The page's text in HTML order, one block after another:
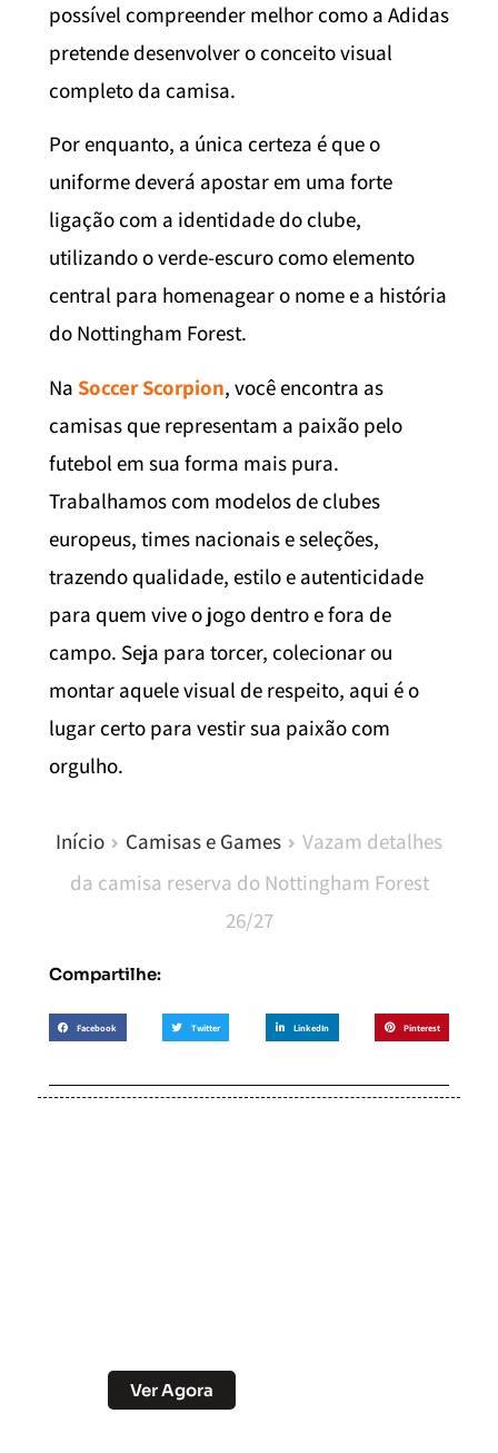
possível compreender melhor como a Adidas
pretende desenvolver o conceito visual
completo da camisa.
Por enquanto, a única certeza é que o
uniforme deverá apostar em uma forte
ligação com a identidade do clube,
utilizando o verde-escuro como elemento
central para homenagear o nome e a história
do Nottingham Forest.
Na Soccer Scorpion, você encontra as
camisas que representam a paixão pelo
futebol em sua forma mais pura.
Trabalhamos com modelos de clubes
europeus, times nacionais e seleções,
trazendo qualidade, estilo e autenticidade
para quem vive o jogo dentro e fora de
campo. Seja para torcer, colecionar ou
montar aquele visual de respeito, aqui é o
lugar certo para vestir sua paixão com
orgulho.
Início Camisas e Games
Vazam detalhes
da camisa reserva do Nottingham Forest
26/27
Compartilhe:
Facebook Twitter LinkedIn Pinterest
Ver Agora